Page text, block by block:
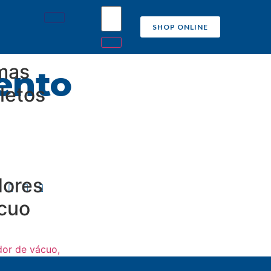
de vácuo,
SHOP ONLINE